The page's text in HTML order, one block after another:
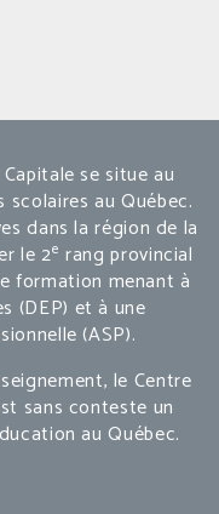
se situe au
au Québec.
dans la région de la
le 2e rang provincial
formation menant à
(DEP) et à une
(ASP).
le Centre
sans conteste un
au Québec.